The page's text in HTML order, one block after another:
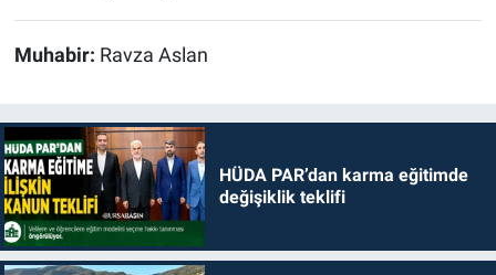
Muhabir: Ravza Aslan
HÜDA PAR’dan karma eğitimde
değişiklik teklifi